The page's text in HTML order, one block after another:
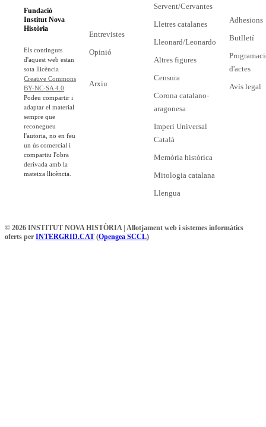
Fundació
Institut Nova
Història
Els continguts
d'aquest web estan
sota llicència
Creative Commons
BY-NC-SA 4.0
Podeu compartir i
adaptar el material
sempre que
reconegueu
l'autoria, no en feu
un ús comercial i
compartiu l'obra
derivada amb la
mateixa llicència.
Entrevistes
Opinió
Arxiu
Servent/Cervantes
Lletres catalanes
Lleonard/Leonardo
Altres figures
Censura
Corona catalano-
aragonesa
Imperi Universal
Català
Memòria històrica
Mitologia catalana
Llengua
Adhesions
Butlletí
d'actes
Avís legal
© 2026 INSTITUT NOVA HISTÒRIA | Allotjament web i sistemes informàtics
oferts per INTERGRID.CAT (Opengea SCCL)